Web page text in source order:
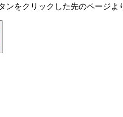
ンをクリックした先のページよ